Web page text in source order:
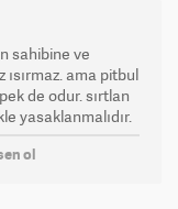
sahibine ve
ama pitbul
de odur. sırtlan
yasaklanmalıdır.
ol